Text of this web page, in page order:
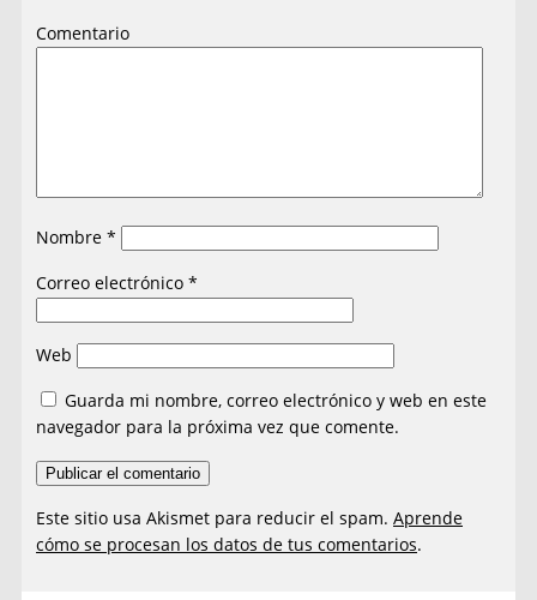
Comentario
Nombre*
Correo electrónico*
Web
Guarda mi nombre, correo electrónico y web en este
navegador para la próxima vez que comente.
Este sitio usa Akismet para reducir el spam.Aprende
cómo se procesan los datos de tus comentarios.